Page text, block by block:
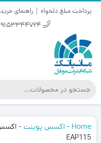
پرداخت مبلغ دلخواه راهنمای خرید
09153344724
Home
- اکسس پوینت -
EAP115